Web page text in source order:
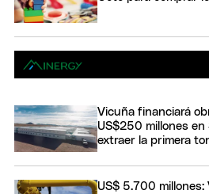
Vicuña financiará
US$250 millones
extraer la primera
US$ 5.700 millones: